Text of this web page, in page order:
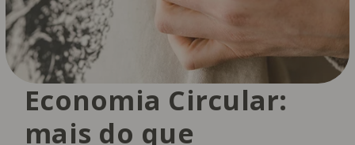
Economia Circular:
mais do que